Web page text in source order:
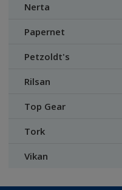
Nerta
Papernet
Petzoldt's
Rilsan
Top Gear
Tork
Vikan